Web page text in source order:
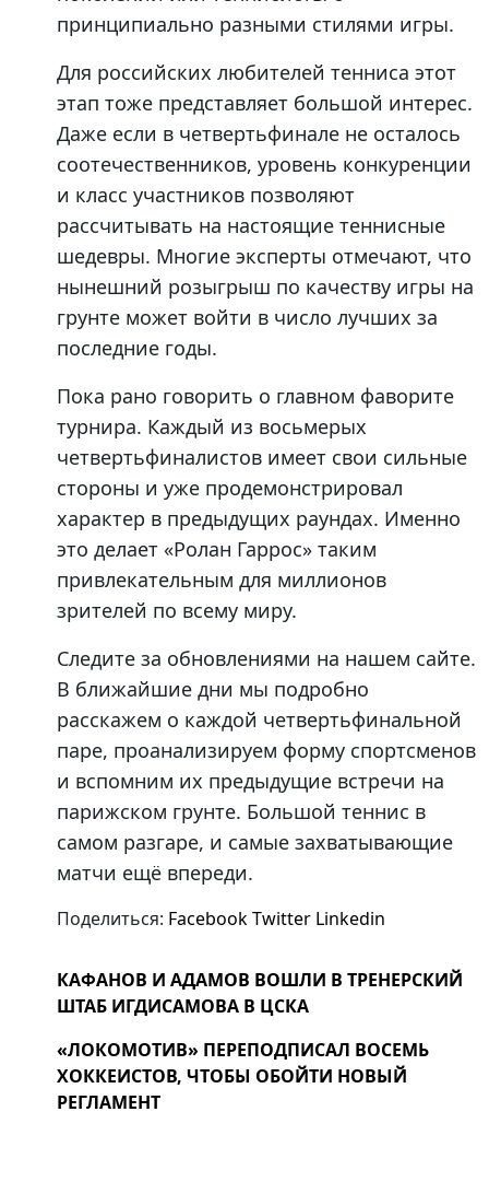
принципиально разными стилями игры.
Для российских любителей тенниса этот
этап тоже представляет большой интерес.
Даже если в четвертьфинале не осталось
соотечественников, уровень конкуренции
и класс участников позволяют
рассчитывать на настоящие теннисные
шедевры. Многие эксперты отмечают, что
нынешний розыгрыш по качеству игры на
грунте может войти в число лучших за
последние годы.
Пока рано говорить о главном фаворите
турнира. Каждый из восьмерых
четвертьфиналистов имеет свои сильные
стороны и уже продемонстрировал
характер в предыдущих раундах. Именно
это делает «Ролан Гаррос» таким
привлекательным для миллионов
зрителей по всему миру.
Следите за обновлениями на нашем сайте.
В ближайшие дни мы подробно
расскажем о каждой четвертьфинальной
паре, проанализируем форму спортсменов
и вспомним их предыдущие встречи на
парижском грунте. Большой теннис в
самом разгаре, и самые захватывающие
матчи ещё впереди.
Поделиться: FacebookTwitter Linkedin
КАФАНОВ И АДАМОВ ВОШЛИ В ТРЕНЕРСКИЙ
ШТАБ ИГДИСАМОВА В ЦСКА
«ЛОКОМОТИВ» ПЕРЕПОДПИСАЛ ВОСЕМЬ
ХОККЕИСТОВ, ЧТОБЫ ОБОЙТИ НОВЫЙ
РЕГЛАМЕНТ